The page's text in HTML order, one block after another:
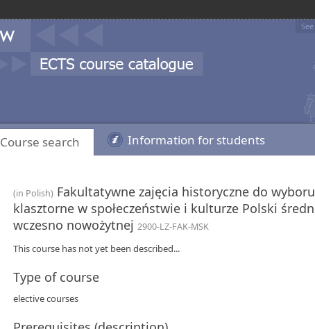
Course search Information for students
(in Polish) Fakultatywne zajęcia historyczne do
klasztorne w społeczeństwie i kulturze Polski
wczesno nowożytnej 2900-LZ-FAK-MSK
This course has not yet been described...
Type of course
elective courses